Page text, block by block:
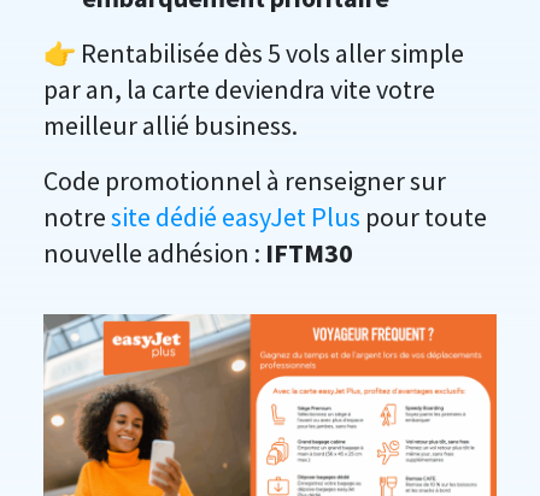
👉 Rentabilisée dès 5 vols aller simple
par an, la carte deviendra vite votre
meilleur allié business.
Code promotionnel à renseigner sur
notresite dédié easyJet Plus pour toute
nouvelle adhésion : IFTM30